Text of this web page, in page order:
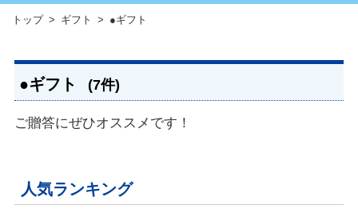
トップ> ギフト > ●ギフト
●ギフト (7件)
ご贈答にぜひオススメです！
人気ランキング